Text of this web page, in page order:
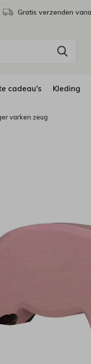
cadeau's Kleding
Gratis verzenden
varken zeug